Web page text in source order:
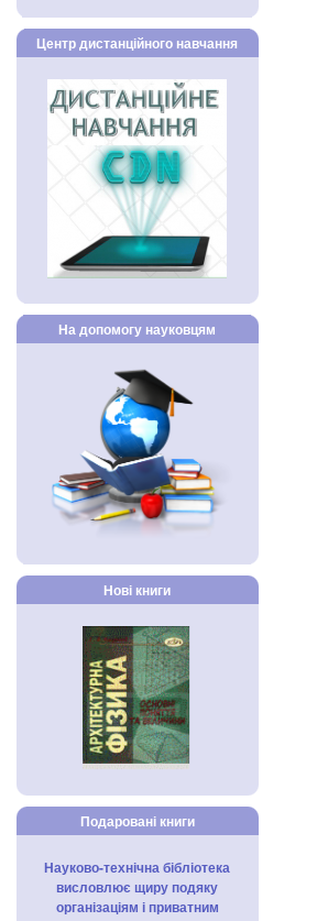
Центр дистанційного навчання
На допомогу науковцям
Нові книги
Подаровані книги
Науково-технічна бібліотека
висловлює щиру подяку
організаціям і приватним